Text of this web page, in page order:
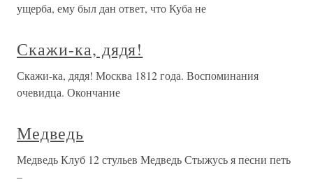
ущерба, ему был дан ответ, что Куба не
Скажи-ка, дядя!
Скажи-ка, дядя! Москва 1812 года. Воспоминания
очевидца. Окончание
Медведь
Медведь Клуб 12 стульев Медведь Стыжусь я песни петь
–